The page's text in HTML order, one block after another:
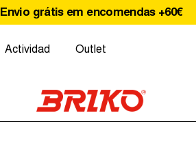
Envio grátis em encomendas +60€
Actividad Outlet